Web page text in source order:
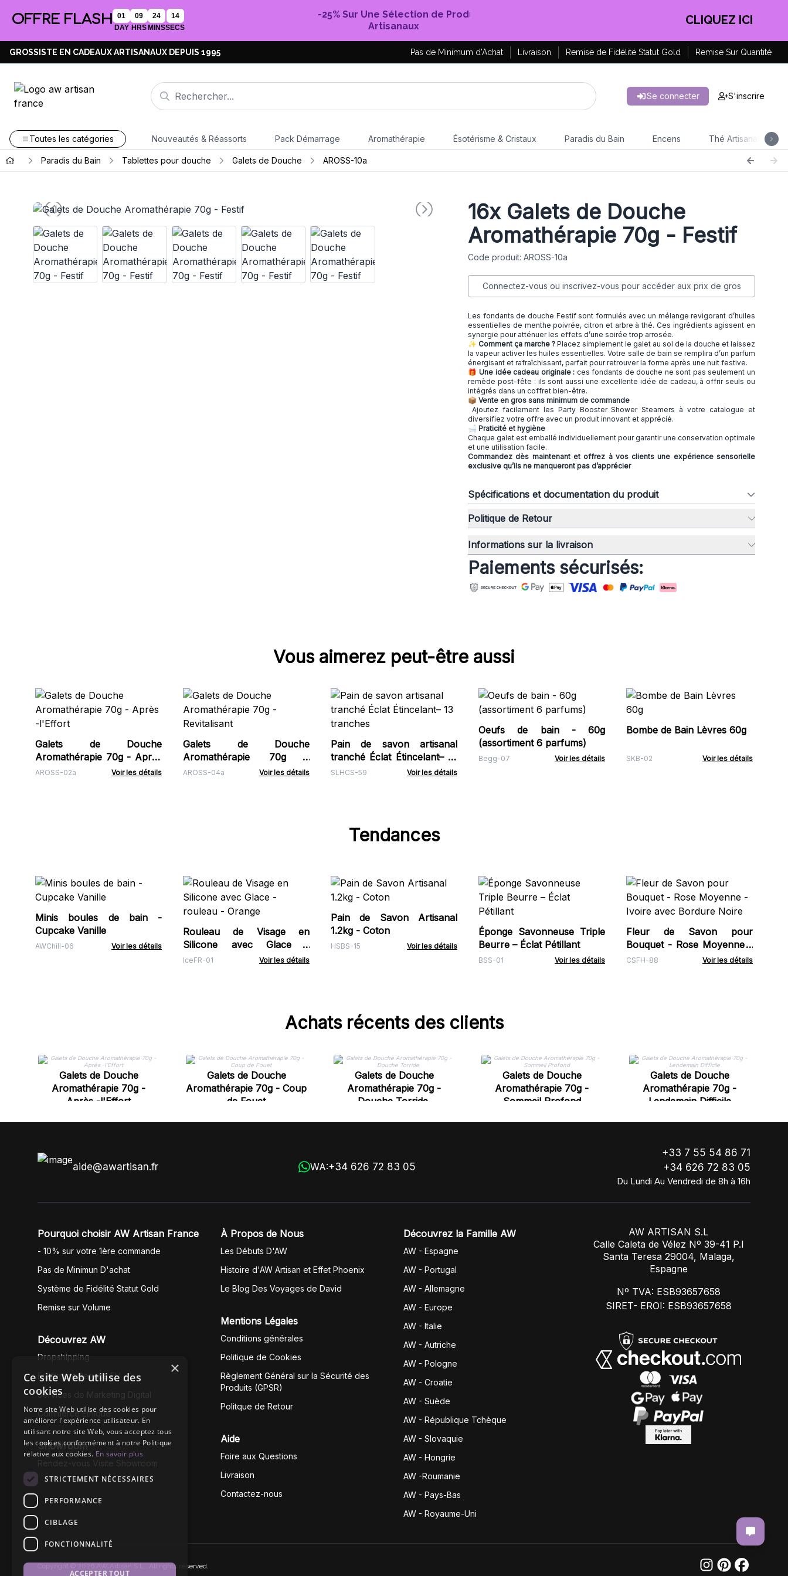
OFFRE FLASH
01
DAY
09
HRS
24
MINS
13
SECS
-25% Sur Une Sélection de Produits
Artisanaux
EN PROFITER !
GROSSISTE EN CADEAUX ARTISANAUX DEPUIS 1995 Pas de Minimum d'Achat Livraison Remise de Fidélité Statut Gold Remise Sur Quantité
Se connecter S'inscrire
Toutes les catégories Nouveautés & Réassorts Pack Démarrage Aromathérapie Ésotérisme & Cristaux Paradis du Bain Encens Thé Artisanal
Paradis du Bain Tablettes pour douche Galets de Douche AROSS-10a
16xGalets de Douche
Aromathérapie 70g - Festif
Code produit: AROSS-10a
Connectez-vous ou inscrivez-vous pour accéder aux prix de gros
Les fondants de douche Festif sont formulés avec un mélange revigorant d’huiles
essentielles de menthe poivrée, citron et arbre à thé. Ces ingrédients agissent en
synergie pour atténuer les effets d’une soirée trop arrosée.
✨ Comment ça marche ? Placez simplement le galet au sol de la douche et laissez
la vapeur activer les huiles essentielles. Votre salle de bain se remplira d’un parfum
énergisant et rafraîchissant, parfait pour retrouver la forme après une nuit festive.
🎁 Une idée cadeau originale : ces fondants de douche ne sont pas seulement un
remède post-fête : ils sont aussi une excellente idée de cadeau, à offrir seuls ou
intégrés dans un coffret bien-être.
📦 Vente en gros sans minimum de commande
Ajoutez facilement les Party Booster Shower Steamers à votre catalogue et
diversifiez votre offre avec un produit innovant et apprécié.
🛁 Praticité et hygiène
Chaque galet est emballé individuellement pour garantir une conservation optimale
et une utilisation facile.
Commandez dès maintenant et offrez à vos clients une expérience sensorielle
exclusive qu’ils ne manqueront pas d’apprécier
Spécifications et documentation du produit
Politique de Retour
Informations sur la livraison
Paiements sécurisés:
Vous aimerez peut-être aussi
Galets de Douche
Aromathérapie 70g - Après
-l'Effort
AROSS-02a Voir les détails
Galets de Douche
Aromathérapie 70g -
Revitalisant
AROSS-04a Voir les détails
Pain de savon artisanal
tranché Éclat Étincelant– 13
tranches
SLHCS-59 Voir les détails
Oeufs de bain - 60g
(assortiment 6 parfums)
Begg-07 Voir les détails
Bombe de Bain Lèvres 60g
SKB-02 Voir les détails
Tendances
Minis boules de bain -
Cupcake Vanille
AWChill-06 Voir les détails
Rouleau de Visage en
Silicone avec Glace -
rouleau - Orange
IceFR-01 Voir les détails
Pain de Savon Artisanal
1.2kg - Coton
HSBS-15 Voir les détails
Éponge Savonneuse Triple
Beurre – Éclat Pétillant
BSS-01 Voir les détails
Fleur de Savon pour
Bouquet - Rose Moyenne -
Ivoire avec Bordure Noire
CSFH-88 Voir les détails
Achats récents des clients
Galets de Douche
Aromathérapie 70g -
Après -l'Effort
Galets de Douche
Aromathérapie 70g - Coup
de Fouet
Galets de Douche
Aromathérapie 70g -
Douche Torride
Galets de Douche
Aromathérapie 70g -
Sommeil Profond
Galets de Douche
Aromathérapie 70g -
Lendemain Difficile
aide@awartisan.fr WA:+34 626 72 83 05
+33 7 55 54 86 71
+34 626 72 83 05
Du Lundi Au Vendredi de 8h à 16h
Pourquoi choisir AW Artisan France
- 10% sur votre 1ère commande
Pas de Minimun D'achat
Système de Fidélité Statut Gold
Remise sur Volume
Découvrez AW
Dropshipping
Fullfilment Service EU
Services de Marketing Digital
Commerce Éthique
Showroom
À Propos de Nous
Les Débuts D'AW
Histoire d'AW Artisan et Effet Phoenix
Le Blog Des Voyages de David
Mentions Légales
Conditions générales
Politique de Cookies
Règlement Général sur la Sécurité des
Produits (GPSR)
Politque de Retour
Aide
Foire aux Questions
Livraison
Contactez-nous
Découvrez la Famille AW
AW - Espagne
AW - Portugal
AW - Allemagne
AW - Europe
AW - Italie
AW - Autriche
AW - Pologne
AW - Croatie
AW - Suède
AW - République Tchèque
AW - Slovaquie
AW - Hongrie
AW -Roumanie
AW - Pays-Bas
AW - Royaume-Uni
AW ARTISAN S.L
Calle Caleta de Vélez Nº 39-41 P.I
Santa Teresa 29004, Malaga,
Espagne
Nº TVA: ESB93657658
SIRET- EROI: ESB93657658
Copyright © 2026 AW Artisan S.L,. All rights reserved.
×
Ce site Web utilise des
cookies
Notre site Web utilise des cookies pour
améliorer l'expérience utilisateur. En
utilisant notre site Web, vous acceptez tous
les cookies conformément à notre Politique
relative aux cookies. En savoir plus
STRICTEMENT NÉCESSAIRES
PERFORMANCE
CIBLAGE
FONCTIONNALITÉ
ACCEPTER TOUT